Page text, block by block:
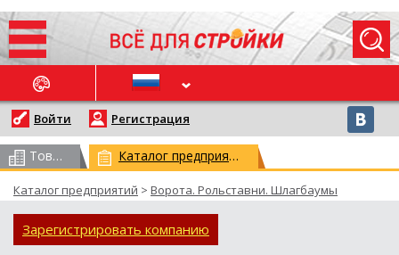
НОВОСТИ
Войти Регистрация
Товарный каталог (всего 62959)Каталог предприятий (всего 29779)
Каталог предприятий > Ворота. Рольставни. Шлагбаумы
Зарегистрировать компанию